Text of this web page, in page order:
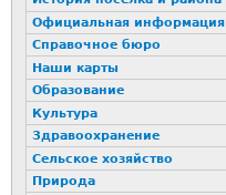
Официальная информация
Справочное бюро
Наши карты
Образование
Культура
Здравоохранение
Сельское хозяйство
Природа